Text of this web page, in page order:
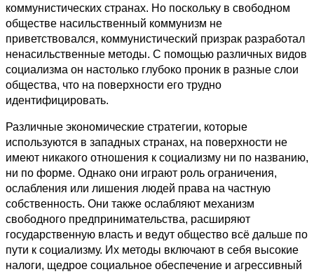
коммунистических странах. Но поскольку в свободном
обществе насильственный коммунизм не
приветствовался, коммунистический призрак разработал
ненасильственные методы. С помощью различных видов
социализма он настолько глубоко проник в разные слои
общества, что на поверхности его трудно
идентифицировать.
Различные экономические стратегии, которые
используются в западных странах, на поверхности не
имеют никакого отношения к социализму ни по названию,
ни по форме. Однако они играют роль ограничения,
ослабления или лишения людей права на частную
собственность. Они также ослабляют механизм
свободного предпринимательства, расширяют
государственную власть и ведут общество всё дальше по
пути к социализму. Их методы включают в себя высокие
налоги, щедрое социальное обеспечение и агрессивный